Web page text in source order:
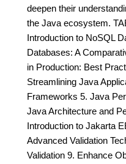
deepen their
the Java ecosystem.
Introduction to NoSQL
Databases: A
in Production: Best
Streamlining Java
Frameworks 5. Java
Java Architecture and
Introduction to Jakarta
Advanced Validation
Validation 9. Enhance